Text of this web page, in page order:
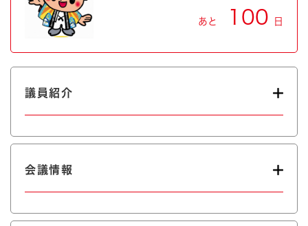
あと 100 日
議員紹介
会議情報